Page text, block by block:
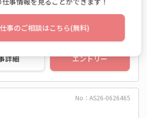
～長期 開始日相談OK
休憩室あり
詳細 エントリー
No：AS26-0626465
事のご相談はこちら(無料)